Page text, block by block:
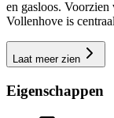
en gasloos.
Vollenhove is
Laat meer zien
Eigenschappen